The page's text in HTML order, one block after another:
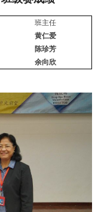
班主任
黄仁爱
陈珍芳
余向欣